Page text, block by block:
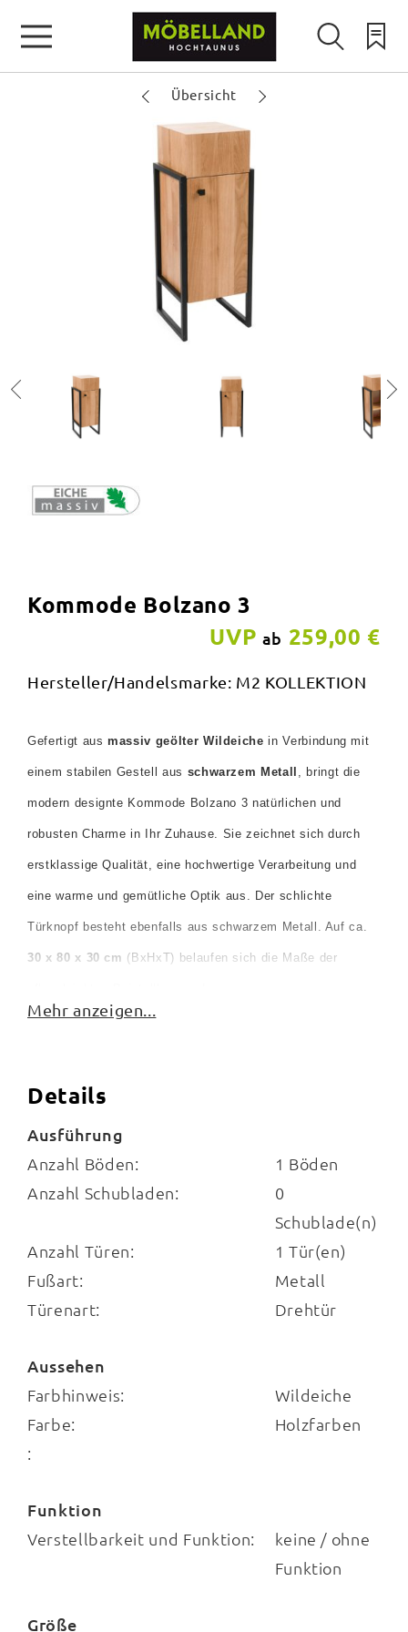
Übersicht
Kommode Bolzano 3
UVP ab 259,00 €
Hersteller/Handelsmarke: M2 KOLLEKTION
Gefertigt ausmassiv geölter Wildeiche in Verbindung mit
einem stabilen Gestell aus schwarzem Metall , bringt die
modern designte Kommode Bolzano 3 natürlichen und
robusten Charme in Ihr Zuhause. Sie zeichnet sich durch
erstklassige Qualität, eine hochwertige Verarbeitung und
eine warme und gemütliche Optik aus. Der schlichte
Türknopf besteht ebenfalls aus schwarzem Metall. Auf ca.
30 x 80 x 30 cm (BxHxT) belaufen sich die Maße der
Stauraum können Sie beispielsweise für CDs und andere
kleine Gegenstände nutzen. Auch der
Ablagefläche verwendbar, etwa für Dekoratives. Überhaupt
begeistert die Einzelkommode mit Ihren vielfältigen
. Ob Wohn- oder Schlafzimmer, Flur
oder Home Office: Die Beistellkommode wertet jeden Raum
optisch und praktisch auf.
Mehr anzeigen...
Details
Ausführung
Anzahl Böden:
1 Böden
Anzahl Schubladen:
0
Schublade(n)
Anzahl Türen:
1 Tür(en)
Fußart:
Metall
Türenart:
Drehtür
Aussehen
Farbhinweis:
Wildeiche
Farbe:
Holzfarben
:
Funktion
Verstellbarkeit und Funktion:
keine / ohne
Funktion
Größe